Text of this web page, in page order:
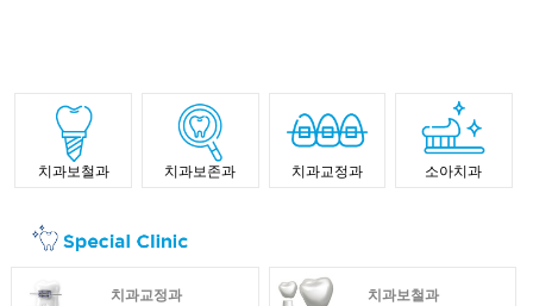
치과보철과 치과보존과 치과교정과 소아치과
치과교정과 치과보철과